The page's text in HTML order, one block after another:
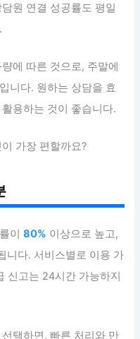
원 연결 성공률도 평일
에 따른 것으로, 주말에
니다. 원하는 상담을 효
용하는 것이 좋습니다.
가장 편할까요?
이80% 이상으로 높고,
니다. 서비스별로 이용 가
신고는 24시간 가능하지
택하면, 빠른 처리와 만